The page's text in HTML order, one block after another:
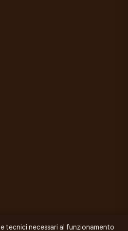
tecnici necessari al funzionamento